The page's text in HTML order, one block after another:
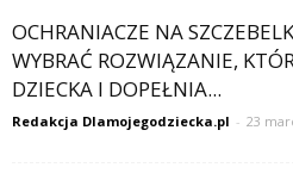
OCHRANIACZE NA
WYBRAĆ ROZWIĄZANIE,
DZIECKA I DOPEŁNIA...
Redakcja Dlamojegodziecka.pl - 23